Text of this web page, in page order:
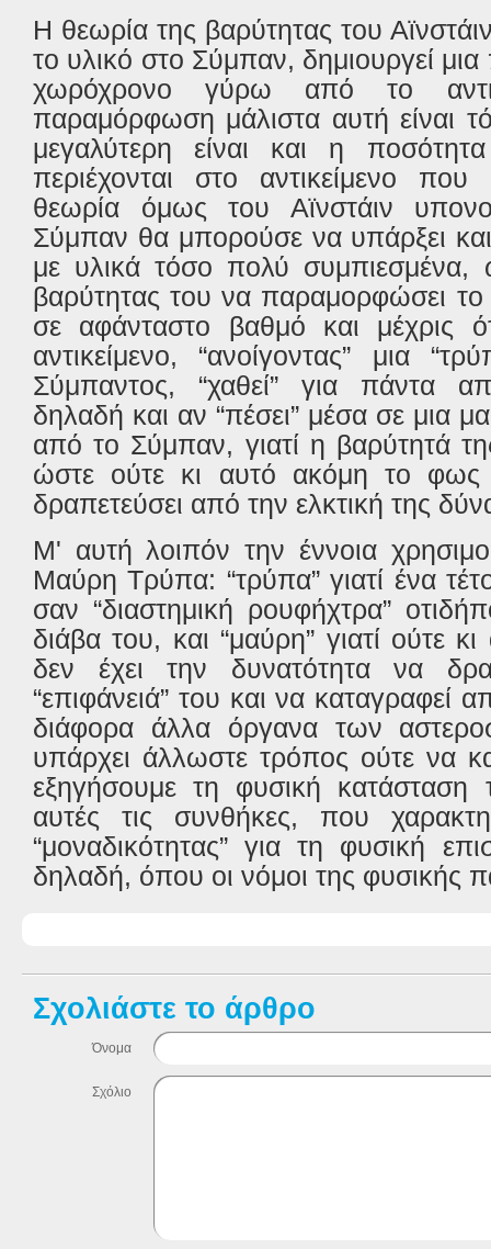
Η θεωρία της βαρύτητας του
το υλικό στο Σύμπαν, δημιουργεί
χωρόχρονο γύρω από το
παραμόρφωση μάλιστα αυτή είναι
μεγαλύτερη είναι και η
περιέχονται στο αντικείμενο
θεωρία όμως του Αϊνστάιν
Σύμπαν θα μπορούσε να υπάρξει και
με υλικά τόσο πολύ
βαρύτητας του να παραμορφώσει
σε αφάνταστο βαθμό και μέχρις
αντικείμενο, “ανοίγοντας” μια
Σύμπαντος, “χαθεί” για πάντα
δηλαδή και αν “πέσει” μέσα σε μια
από το Σύμπαν, γιατί η βαρύτητά
ώστε ούτε κι αυτό ακόμη το
δραπετεύσει από την ελκτική της
Μ' αυτή λοιπόν την έννοια
Mαύρη Tρύπα: “τρύπα” γιατί ένα
σαν “διαστημική ρουφήχτρα”
διάβα του, και “μαύρη” γιατί ούτε
δεν έχει την δυνατότητα να
“επιφάνειά” του και να καταγραφεί
διάφορα άλλα όργανα των
υπάρχει άλλωστε τρόπος ούτε να
εξηγήσουμε τη φυσική
αυτές τις συνθήκες, που
“μοναδικότητας” για τη φυσική
δηλαδή, όπου οι νόμοι της φυσικής
Σχολιάστε το άρθρο
Όνομα
Σχόλιο